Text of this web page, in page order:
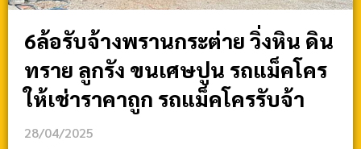
6ล้อรับจ้างพรานกระต่าย วิ่งหิน ดิน
ทราย ลูกรัง ขนเศษปูน รถแม็คโคร
ให้เช่าราคาถูก รถแม็คโครรับจ้า
28/04/2025